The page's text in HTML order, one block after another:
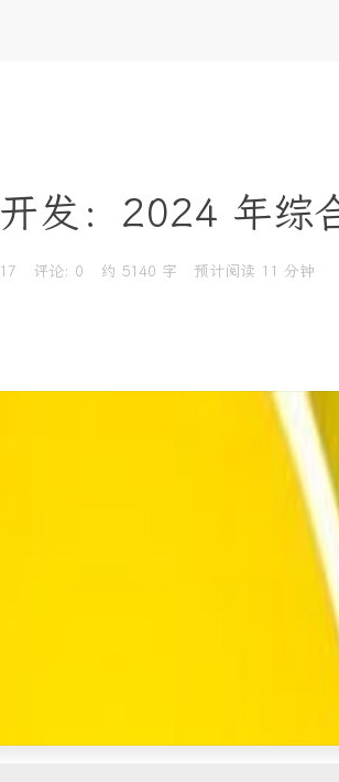
发：2024 年综
17 评论: 0 约 5140 字 预计阅读 11 分钟